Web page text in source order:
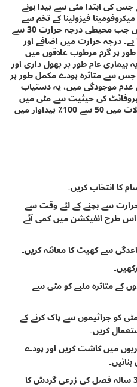
ابتدا مٹی سے پیدا ہونے
فیزولینا کے تخم سے
ہوتی ہے۔ علامات اچانک ظاہر ہوتی ہیں جب محیطی درجہ حرارت 30 سے
حرارت میں اضافے اور
گرم مرطوب علاقوں میں
عام طور پر پھول داری اور
متاثرہ پودے مکمل طور پر
میں، یہ دستیاب
کی حیثیت سے مٹی میں
زندہ رہتی ہے۔ ایم فیزولینا سازگار حالات میں 50 سے 100٪ پیداوار میں
کریں۔
سے بچنے کے لئے وقت سے
انفیکشن میں کمی آئے
سے کھیت کا معائنہ کریں۔
ملبے کو مٹی سے
جراثیموں سے پاک کرنے کے
کاشت کریں اور پودے
فصلوں کے ساتھ 3 سالہ فصل کی زرعی گردش کا